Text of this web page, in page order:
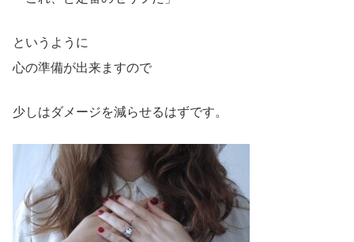
というように
心の準備が出来ますので
少しはダメージを減らせるはずです。